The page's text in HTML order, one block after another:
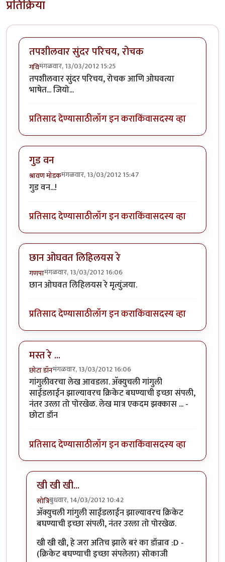
प्रतिक्रिया
तपशीलवार सुंदर परिचय, रोचक
गविमंगळवार, 13/03/2012 15:25
तपशीलवार सुंदर परिचय, रोचक आणि ओघवत्या
भाषेत... जियो...
प्रतिसाद देण्यासाठीलॉग इन कराकिंवासदस्य व्हा
गुड वन
श्रावण मोडकमंगळवार, 13/03/2012 15:47
गुड वन...!
प्रतिसाद देण्यासाठीलॉग इन कराकिंवासदस्य व्हा
छान ओघवत लिहिलयस रे
गणपामंगळवार, 13/03/2012 16:06
छान ओघवत लिहिलयस रे मृत्युंजया.
प्रतिसाद देण्यासाठीलॉग इन कराकिंवासदस्य व्हा
मस्त रे ...
छोटा डॉनमंगळवार, 13/03/2012 16:06
गांगुलीवरचा लेख आवडला. अ‍ॅक्युचली गांगुली
साईडलाईन झाल्यावरच क्रिकेट बघण्याची इच्छा संपली,
नंतर उरला तो पोरखेळ. लेख मात्र एकदम झक्कास ... -
छोटा डॉन
प्रतिसाद देण्यासाठीलॉग इन कराकिंवासदस्य व्हा
खी खी खी...
सोत्रिबुधवार, 14/03/2012 10:42
In reply toमस्त रे ...byछोटा डॉन
अ‍ॅक्युचली गांगुली साईडलाईन झाल्यावरच क्रिकेट
बघण्याची इच्छा संपली, नंतर उरला तो पोरखेळ.
खी खी खी, हे जरा अतिच झाले बरं का डॉन्राव :D -
(क्रिकेट बघण्याची इच्छा संपलेला) सोकाजी